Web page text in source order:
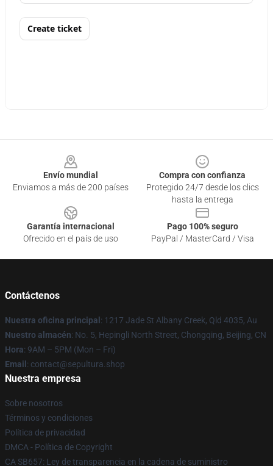
Envío mundial
Enviamos a más de 200 países
Compra con confianza
Protegido 24/7 desde los clics
hasta la entrega
Garantía internacional
Ofrecido en el país de uso
Pago 100% seguro
PayPal / MasterCard / Visa
Contáctenos
Nuestra oficina principal : 1217 Jade St Albany Creek, Qld 4035, Au
Nuestro almacén: No. 5, Hepingli North Street, Chongqing, Beijing, CN
Hora: 9AM – 5PM (Mon – Fri)
Email : contact@sepultura.shop
Nuestra empresa
Sobre nosotros
Términos y condiciones
Política de privacidad
DMCA - Política de Copyright
CA SB657: Ley de transparencia en la cadena de suministro